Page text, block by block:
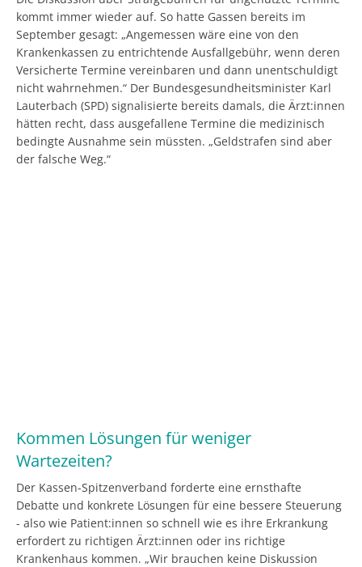
kommt immer wieder auf. So hatte Gassen bereits im
September gesagt: „Angemessen wäre eine von den
Krankenkassen zu entrichtende Ausfallgebühr, wenn deren
Versicherte Termine vereinbaren und dann unentschuldigt
nicht wahrnehmen.“ Der Bundesgesundheitsminister Karl
Lauterbach (SPD) signalisierte bereits damals, die Ärzt:innen
hätten recht, dass ausgefallene Termine die medizinisch
bedingte Ausnahme sein müssten. „Geldstrafen sind aber
der falsche Weg.“
Kommen Lösungen für weniger
Wartezeiten?
Der Kassen-Spitzenverband forderte eine ernsthafte
Debatte und konkrete Lösungen für eine bessere Steuerung
- also wie Patient:innen so schnell wie es ihre Erkrankung
erfordert zu richtigen Ärzt:innen oder ins richtige
Krankenhaus kommen. „Wir brauchen keine Diskussion